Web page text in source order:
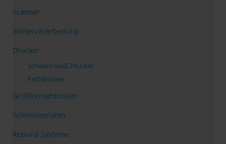
Scanner
Weiterverarbeitung
Drucker
Schwarz-weiß Drucker
Farbdrucker
Großformatdrucker
Schneideplotter
Rebuild Systeme